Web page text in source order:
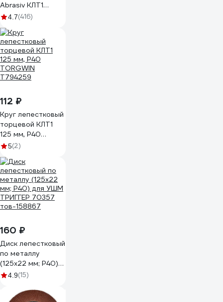
Abrasiv КЛТ1
125х22 А 40 14А
4603347337998
D91012522140400
4.7(416)
112 ₽
Круг лепестковый
торцевой КЛТ1
125 мм, P40
TORGWIN
5(2)
160 ₽
Диск лепестковый
по металлу
(125х22 мм; P40)
для УШМ ТРИГГЕР
4.9(15)